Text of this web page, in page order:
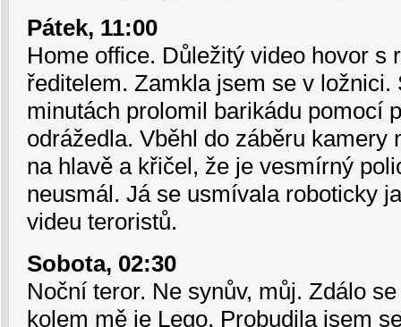
Pátek, 11:00
Home office. Důležitý video hovor s
ředitelem. Zamkla jsem se v ložnici.
minutách prolomil barikádu pomocí
odrážedla. Vběhl do záběru kamery
na hlavě a křičel, že je vesmírný
neusmál. Já se usmívala roboticky
videu teroristů.
Sobota, 02:30
Noční teror. Ne synův, můj. Zdálo
kolem mě je Lego. Probudila jsem